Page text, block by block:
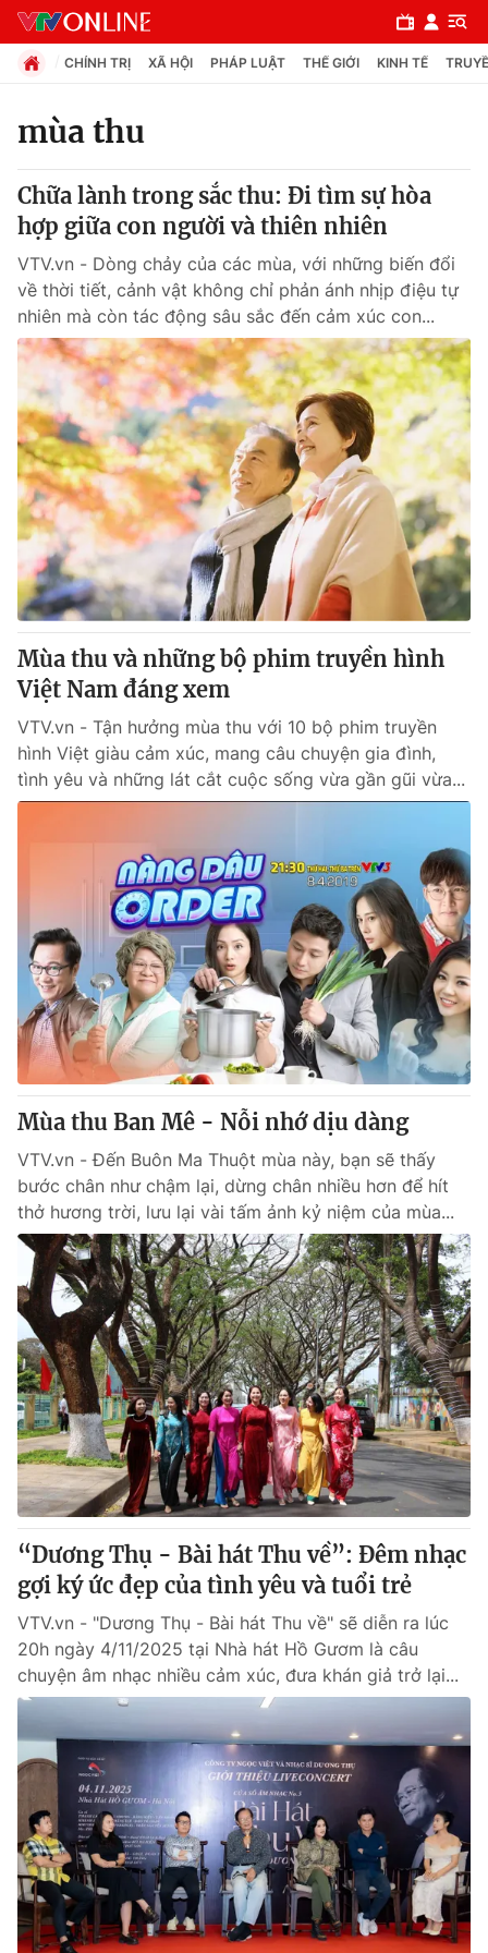
Chuyên mục
Chính trị
Xã hội
Pháp luật
Y tế
Thế giới
Tin tức
Thế giới đó đây
Câu chuyện quốc tế
Kinh tế
Tài chính
Thị trường
Góc doanh nghiệp
Dữ liệu và đời sống
Truyền hình
Phim VTV
Hậu trường
Nhân vật
Giải sao mai
Giải trí
Điện ảnh
Đời sống
Chất lượng cuộc sống
Học trực tuyến
Công nghệ
Hitech Công nghệ tương lai
Sản phẩm
Thị trường
Tư vấn
Giao lưu trực tuyến
Lịch phát sóng
Chuyên mục khác
Emagazine Podcast
Photo Infographic
Video Shorts video
VTV Money VTV Thể thao
VTV Sức khoẻ Bất động sản
Thị trường 24h Tấm lòng Việt
VTV4 Vươn mình bằng AI
VTV9 VTV8
Liên hệ tòa soạn English
THỜI BÁO VTV
Theo dõi báo trên
Cơ quan chủ quản:Đài Truyền hình Việt Nam
Cơ quan báo chí:Thời báo VTV
CHÍNH TRỊ XÃ HỘI PHÁP LUẬT THẾ GIỚI KINH TẾ
mùa thu
Chữa lành trong sắc thu: Đi tìm sự hòa
hợp giữa con người và thiên nhiên
VTV.vn - Dòng chảy của các mùa, với những biến đổi
về thời tiết, cảnh vật không chỉ phản ánh nhịp điệu tự
nhiên mà còn tác động sâu sắc đến cảm xúc con...
Mùa thu và những bộ phim truyền hình
Việt Nam đáng xem
VTV.vn - Tận hưởng mùa thu với 10 bộ phim truyền
hình Việt giàu cảm xúc, mang câu chuyện gia đình,
tình yêu và những lát cắt cuộc sống vừa gần gũi vừa...
Mùa thu Ban Mê - Nỗi nhớ dịu dàng
VTV.vn - Đến Buôn Ma Thuột mùa này, bạn sẽ thấy
bước chân như chậm lại, dừng chân nhiều hơn để hít
thở hương trời, lưu lại vài tấm ảnh kỷ niệm của mùa...
“Dương Thụ - Bài hát Thu về”: Đêm nhạc
gợi ký ức đẹp của tình yêu và tuổi trẻ
VTV.vn - "Dương Thụ - Bài hát Thu về" sẽ diễn ra lúc
20h ngày 4/11/2025 tại Nhà hát Hồ Gươm là câu
chuyện âm nhạc nhiều cảm xúc, đưa khán giả trở lại...